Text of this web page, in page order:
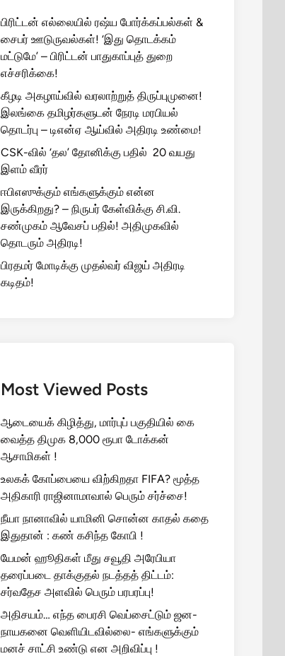
பிரிட்டன் எல்லையில் ரஷ்ய போர்க்கப்பல்கள் &
சைபர் ஊடுருவல்கள்! ‘இது தொடக்கம்
மட்டுமே’ – பிரிட்டன் பாதுகாப்புத் துறை
எச்சரிக்கை!
கீழடி அகழாய்வில் வரலாற்றுத் திருப்புமுனை!
இலங்கை தமிழர்களுடன் நேரடி மரபியல்
தொடர்பு – டிஎன்ஏ ஆய்வில் அதிரடி உண்மை!
CSK-வில் ‘தல’ தோனிக்கு பதில் 20 வயது
இளம் வீரர்
ஈபிஎஸுக்கும் எங்களுக்கும் என்ன
இருக்கிறது? – நிருபர் கேள்விக்கு சி.வி.
சண்முகம் ஆவேசப் பதில்! அதிமுகவில்
தொடரும் அதிரடி!
பிரதமர் மோடிக்கு முதல்வர் விஜய் அதிரடி
கடிதம்!
Most Viewed Posts
ஆடையைக் கிழித்து, மார்புப் பகுதியில் கை
வைத்த திமுக 8,000 ரூபா டோக்கன்
ஆசாமிகள் !
உலகக் கோப்பையை விற்கிறதா FIFA? மூத்த
அதிகாரி ராஜினாமாவால் பெரும் சர்ச்சை!
நீயா நானாவில் யாமினி சொன்ன காதல் கதை
இதுதான் : கண் கசிந்த கோபி !
யேமன் ஹூதிகள் மீது சவூதி அரேபியா
தரைப்படை தாக்குதல் நடத்தத் திட்டம்:
சர்வதேச அளவில் பெரும் பரபரப்பு!
அதிசயம்… எந்த பைரசி வெப்சைட்டும் ஜன-
நாயகனை வெளியிடவில்லை- எங்களுக்கும்
மனச் சாட்சி உண்டு என அறிவிப்பு !